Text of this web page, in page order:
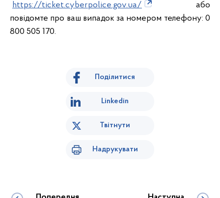
https://ticket.cyberpolice.gov.ua/
або
повідомте про ваш випадок за номером телефону: 0
800 505 170.
Поділитися
Linkedin
Твітнути
Надрукувати